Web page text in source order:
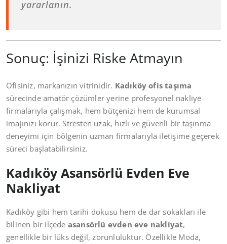
yararlanın.
Sonuç: İşinizi Riske Atmayın
Ofisiniz, markanızın vitrinidir. Kadıköy ofis taşıma
sürecinde amatör çözümler yerine profesyonel nakliye
firmalarıyla çalışmak, hem bütçenizi hem de kurumsal
imajınızı korur. Stresten uzak, hızlı ve güvenli bir taşınma
deneyimi için bölgenin uzman firmalarıyla iletişime geçerek
süreci başlatabilirsiniz.
Kadıköy Asansörlü Evden Eve
Nakliyat
Kadıköy gibi hem tarihi dokusu hem de dar sokakları ile
bilinen bir ilçede asansörlü evden eve nakliyat,
genellikle bir lüks değil, zorunluluktur. Özellikle Moda,